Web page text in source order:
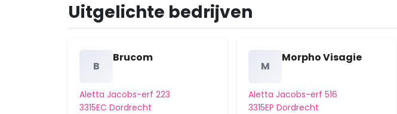
Uitgelichte bedrijven
B
Brucom
Aletta Jacobs-erf 223
3315EC Dordrecht
M
Morpho Visagie
Aletta Jacobs-erf 516
3315EP Dordrecht